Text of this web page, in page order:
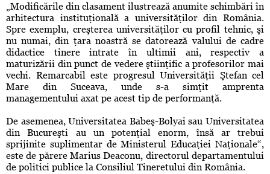
„Modificările din clasament ilustrează anumite schimbări în
arhitectura instituţională a universităţilor din România.
Spre exemplu, creşterea universităţilor cu profil tehnic, şi
nu numai, din ţara noastră se datorează valului de cadre
didactice tinere intrate în ultimii ani, respectiv a
maturizării din punct de vedere ştiinţific a profesorilor mai
vechi. Remarcabil este progresul Universităţii Ştefan cel
Mare din Suceava, unde s-a simţit amprenta
managementului axat pe acest tip de performanţă.
De asemenea, Universitatea Babeş-Bolyai sau Universitatea
din Bucureşti au un potenţial enorm, însă ar trebui
sprijinite suplimentar de Ministerul Educaţiei Naţionale“,
este de părere Marius Deaconu, directorul departamentului
de politici publice la Consiliul Tineretului din România.